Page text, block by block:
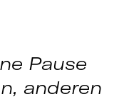
Pause
anderen